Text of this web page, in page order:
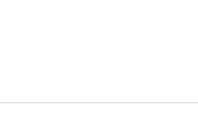
Overvejer du at sælge din